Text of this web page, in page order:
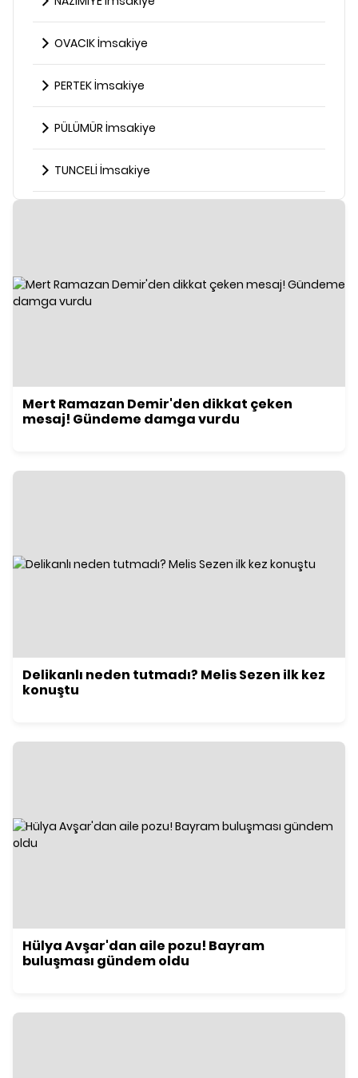
OVACIK İmsakiye
PERTEK İmsakiye
PÜLÜMÜR İmsakiye
TUNCELİ İmsakiye
Mert Ramazan Demir'den dikkat çeken
mesaj! Gündeme damga vurdu
Delikanlı neden tutmadı? Melis Sezen ilk kez
konuştu
Hülya Avşar'dan aile pozu! Bayram
buluşması gündem oldu